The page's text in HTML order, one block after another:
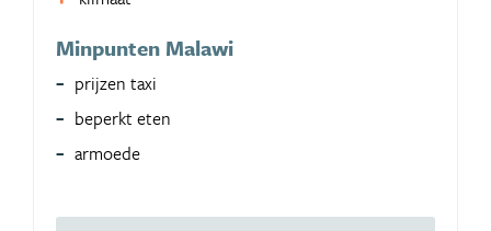
Minpunten Malawi
prijzen taxi
beperkt eten
armoede